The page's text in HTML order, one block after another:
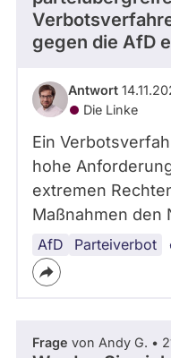
abgeordnetenwatch
befragt
gegen die AfD
Antwort
Die Linke
Ein
hohe
extremen
Maßnahmen den
AfD Parteiverbot
Frage von Andy G. •